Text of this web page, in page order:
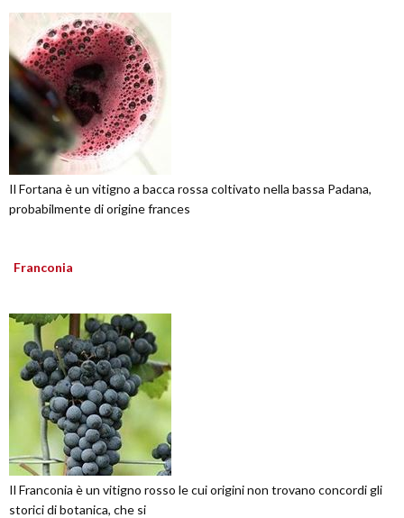
Il Fortana è un vitigno a bacca rossa coltivato nella bassa Padana,
probabilmente di origine frances
Franconia
Il Franconia è un vitigno rosso le cui origini non trovano concordi gli
storici di botanica, che si